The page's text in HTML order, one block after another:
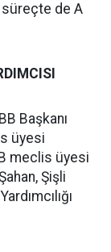
süreçte de A
Başkanı
üyesi
meclis üyesi
Şişli